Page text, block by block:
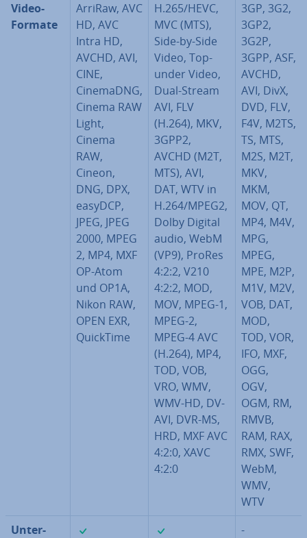
Video-
Formate
ArriRaw, AVC
HD, AVC
Intra HD,
AVCHD, AVI,
CINE,
CinemaDNG,
Cinema RAW
Light,
Cinema
RAW,
Cineon,
DNG, DPX,
easyDCP,
JPEG, JPEG
2000, MPEG
2, MP4, MXF
OP-Atom
und OP1A,
Nikon RAW,
OPEN EXR,
QuickTime
H.265/HEVC,
MVC (MTS),
Side-by-Side
Video, Top-
under Video,
Dual-Stream
AVI, FLV
(H.264), MKV,
3GPP2,
AVCHD (M2T,
MTS), AVI,
DAT, WTV in
H.264/MPEG2,
Dolby Digital
audio, WebM
(VP9), ProRes
4:2:2, V210
4:2:2, MOD,
MOV, MPEG-1,
MPEG-2,
MPEG-4 AVC
(H.264), MP4,
TOD, VOB,
VRO, WMV,
WMV-HD, DV-
AVI, DVR-MS,
HRD, MXF AVC
4:2:0, XAVC
4:2:0
3GP, 3G2,
3GP2,
3G2P,
3GPP, ASF,
AVCHD,
AVI, DivX,
DVD, FLV,
F4V, M2TS,
TS, MTS,
M2S, M2T,
MKV,
MKM,
MOV, QT,
MP4, M4V,
MPG,
MPEG,
MPE, M2P,
M1V, M2V,
VOB, DAT,
MOD,
TOD, VOR,
IFO, MXF,
OGG,
OGV,
OGM, RM,
RMVB,
RAM, RAX,
RMX, SWF,
WebM,
WMV,
WTV
Un­ter­
-